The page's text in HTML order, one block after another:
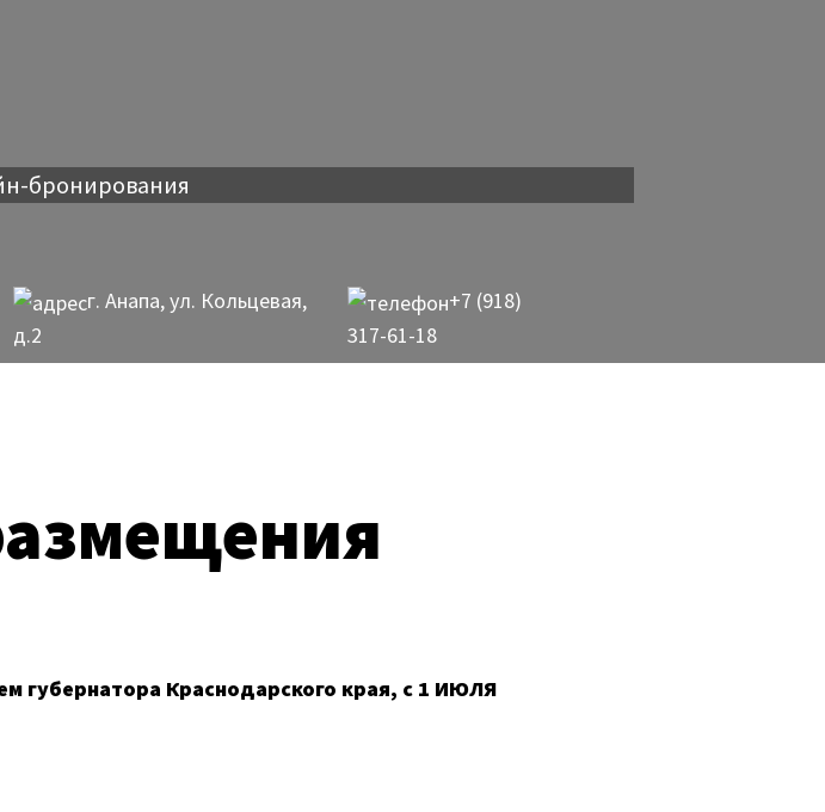
г. Анапа, ул. Кольцевая,
д.2
+7 (918)
317-61-18
бронирования
губернатора Краснодарского края, с 1 ИЮЛЯ